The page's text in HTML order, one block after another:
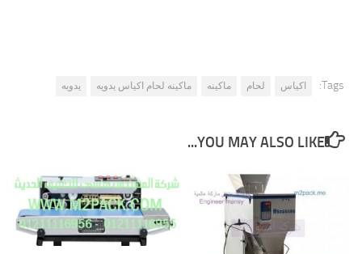
Tags: اكياس لحام ماكينه ماكينه لحام اكياس يدويه يدويه
YOU MAY ALSO LIKE...